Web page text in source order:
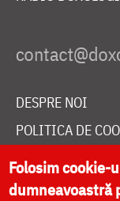
DESPRE NOI
POLITICA DE
DONEAZĂ
Folosim
dumneavoastră